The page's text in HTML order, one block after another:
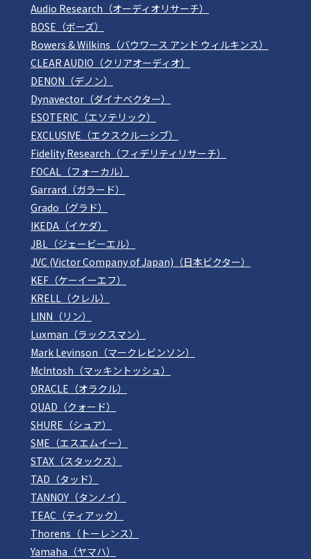
Audio Research（オーディオリサーチ）
BOSE（ボーズ）
Bowers & Wilkins（バウワース アンド ウィルキンス）
CLEAR AUDIO（クリアオーディオ）
DENON（デノン）
Dynavector（ダイナベクター）
ESOTERIC（エソテリック）
EXCLUSIVE（エクスクルーシブ）
Fidelity Research（フィデリティリサーチ）
FOCAL（フォーカル）
Garrard（ガラード）
Grado（グラド）
IKEDA（イケダ）
JBL（ジェービーエル）
JVC (Victor Company of Japan)（日本ビクター）
KEF（ケーイーエフ）
KRELL（クレル）
LINN（リン）
Luxman（ラックスマン）
Mark Levinson（マークレビンソン）
McIntosh（マッキントッシュ）
ORACLE（オラクル）
QUAD（クォード）
SHURE（シュア）
SME（エスエムイー）
STAX（スタックス）
TAD（タッド）
TANNOY（タンノイ）
TEAC（ティアック）
Thorens（トーレンス）
Yamaha（ヤマハ）